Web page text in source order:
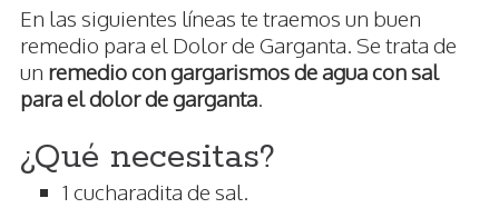
En las siguientes líneas te traemos un buen
remedio para el Dolor de Garganta. Se trata de
un remedio con gargarismos de agua con sal
para el dolor de garganta.
¿Qué necesitas?
1 cucharadita de sal.